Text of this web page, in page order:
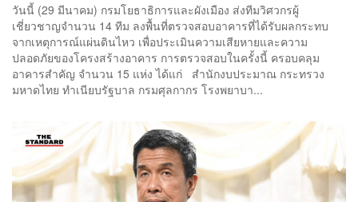
วันนี้ (29 มีนาคม) กรมโยธาธิการและผังเมือง ส่งทีมวิศวกรผู้
เชี่ยวชาญจำนวน 14 ทีม ลงพื้นที่ตรวจสอบอาคารที่ได้รับผลกระทบ
จากเหตุการณ์แผ่นดินไหว เพื่อประเมินความเสียหายและความ
ปลอดภัยของโครงสร้างอาคาร การตรวจสอบในครั้งนี้ ครอบคลุม
อาคารสำคัญ จำนวน 15 แห่ง ได้แก่ สำนักงบประมาณ กระทรวง
มหาดไทย ทำเนียบรัฐบาล กรมศุลกากร โรงพยาบา...